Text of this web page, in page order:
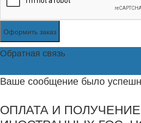
Оформить заказ
Обратная связь
Ваше сообщение было
ОПЛАТА И ПОЛУЧЕНИЕ